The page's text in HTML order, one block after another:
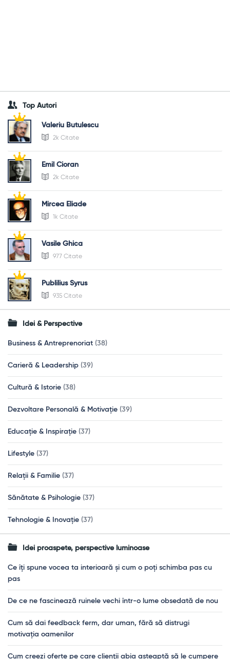
Top Autori
Valeriu Butulescu
2k Citate
Emil Cioran
2k Citate
Mircea Eliade
1k Citate
Vasile Ghica
977 Citate
Publilius Syrus
935 Citate
Idei & Perspective
Business & Antreprenoriat (38)
Carieră & Leadership (39)
Cultură & Istorie (38)
Dezvoltare Personală & Motivație (39)
Educație & Inspirație (37)
Lifestyle (37)
Relații & Familie (37)
Sănătate & Psihologie (37)
Tehnologie & Inovație (37)
Idei proaspete, perspective luminoase
Ce îți spune vocea ta interioară și cum o poți schimba pas cu
pas
De ce ne fascinează ruinele vechi într-o lume obsedată de nou
Cum să dai feedback ferm, dar uman, fără să distrugi
motivația oamenilor
Cum creezi oferte pe care clienții abia așteaptă să le cumpere